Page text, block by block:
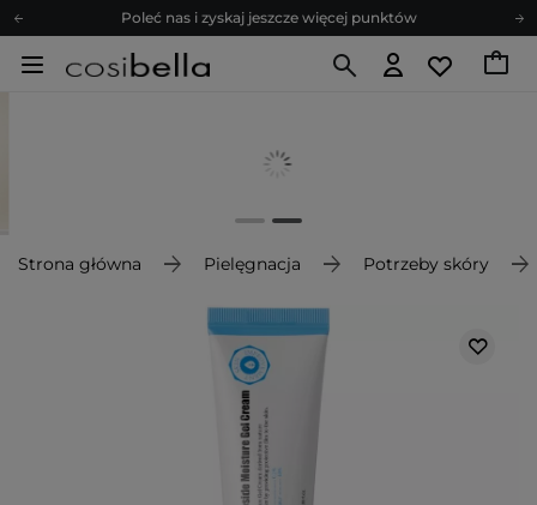
Poleć nas i zyskaj jeszcze więcej punktów
Zapisz się na newsletter pełen porad
Poleć nas i zyskaj jeszcze więcej punktów
Strona główna Pielęgnacja Potrzeby skóry